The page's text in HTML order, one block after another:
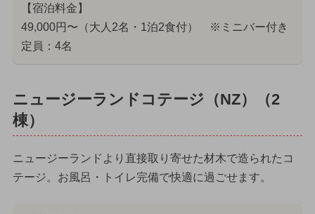
【宿泊料金】
49,000円〜（大人2名・1泊2食付） ※ミニバー付き
定員：4名
ニュージーランドコテージ（NZ）（2
棟）
ニュージーランドより直接取り寄せた材木で造られたコ
テージ。お風呂・トイレ完備で快適に過ごせます。